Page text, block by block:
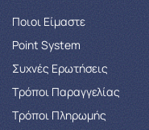
Ποιοι Είμαστε
Point System
Συχνές Ερωτήσεις
Τρόποι Παραγγελίας
Tρόποι Πληρωμής